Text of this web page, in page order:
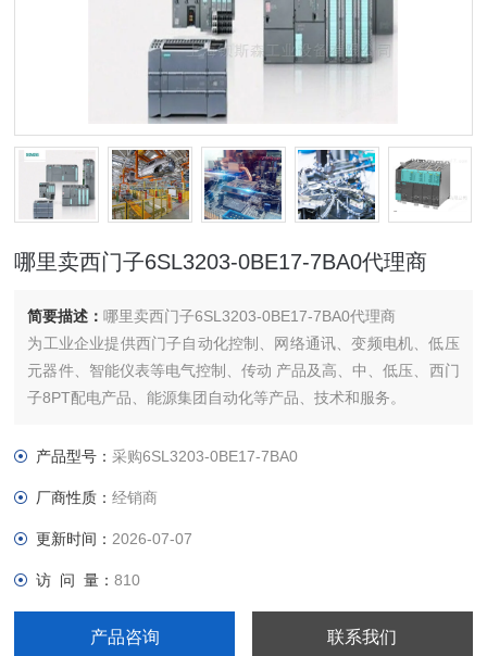
哪里卖西门子6SL3203-0BE17-7BA0代理商
简要描述：哪里卖西门子6SL3203-0BE17-7BA0代理商
为工业企业提供西门子自动化控制、网络通讯、变频电机、低压
元器件、智能仪表等电气控制、传动 产品及高、中、低压、西门
子8PT配电产品、能源集团自动化等产品、技术和服务。
西门子自动化控制、网络通讯、变频电机、低压元器件、智能仪
产品型号： 采购6SL3203-0BE17-7BA0
厂商性质：经销商
更新时间： 2026-07-07
访 问 量：810
产品咨询 联系我们